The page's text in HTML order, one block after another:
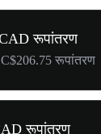
रूपांतरण
रूपांतरण
रूपांतरण